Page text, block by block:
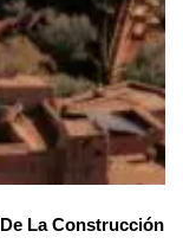
La Construcción